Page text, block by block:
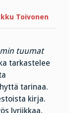
Toivonen
tuumat
tarkastelee
tarinaa.
kirja.
lyriikkaa,